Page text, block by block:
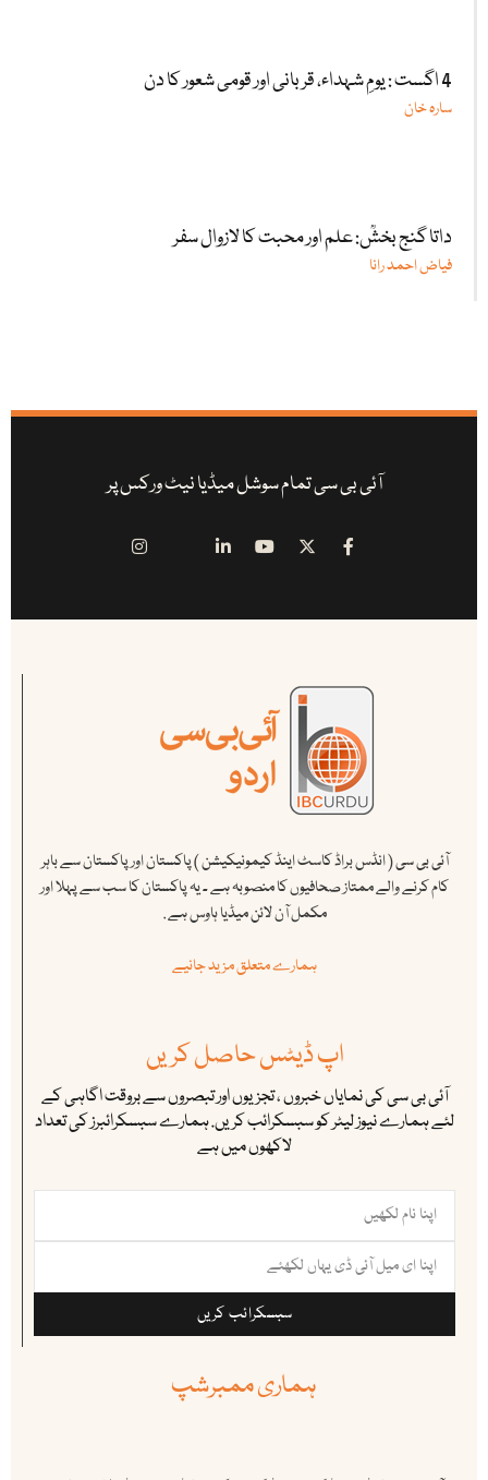
4 اگست : یومِ شہداء، قربانی اور قومی شعور کا دن
سارہ خان
داتا گنج بخشؒ: علم اور محبت کا لازوال سفر
فیاض احمد رانا
آئی بی سی تمام سوشل میڈیا نیٹ ورکس پر
آئی بی سی ( انڈس براڈ کاسٹ اینڈ کیمونیکیشن ) پاکستان اور پاکستان سے باہر
کام کرنے والے ممتاز صحافیوں کا منصوبہ ہے ۔ یہ پاکستان کا سب سے پہلا اور
مکمل آن لائن میڈیا ہاوس ہے .
ہمارے متعلق مزید جانیے
اپ ڈیٹس حاصل کریں
آئی بی سی کی نمایاں خبروں ، تجزیوں اور تبصروں سے بروقت اگاہی کے
لئے ہمارے نیوز لیٹر کو سبسکرائب کریں. ہمارے سبسکرائبرز کی تعداد
لاکھوں میں ہے
سبسکرائب کریں
ہماری ممبرشپ